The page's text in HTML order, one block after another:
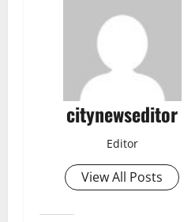
citynewseditor
Editor
View All Posts